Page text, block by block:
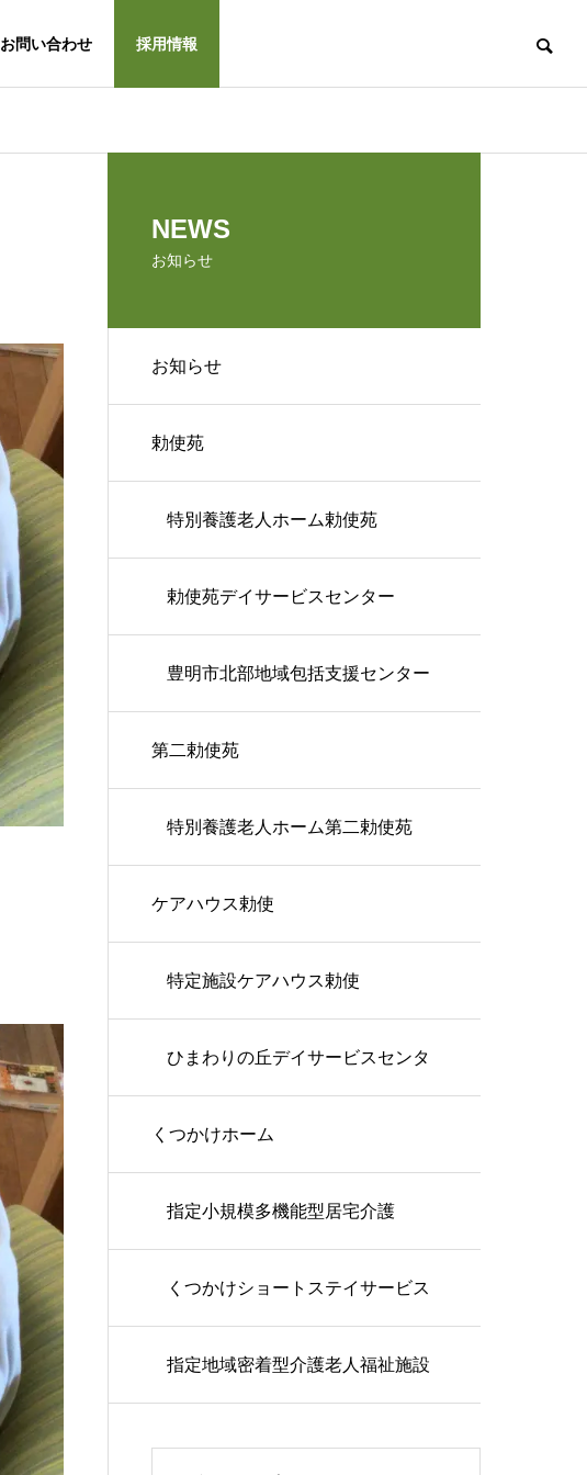
お問い合わせ 採用情報
ケアハウス勅使
NEWS
お知らせ
お知らせ
勅使苑
特別養護老人ホーム勅使苑
勅使苑デイサービスセンター
豊明市北部地域包括支援センター
第二勅使苑
特別養護老人ホーム第二勅使苑
ケアハウス勅使
特定施設ケアハウス勅使
ひまわりの丘デイサービスセンタ
ー
くつかけホーム
指定小規模多機能型居宅介護
くつかけショートステイサービス
指定地域密着型介護老人福祉施設